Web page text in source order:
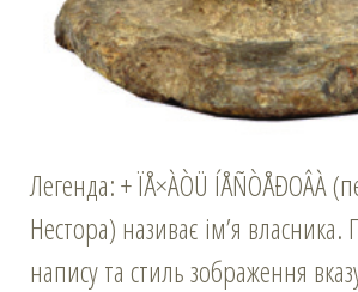
Легенда: + ÏÅ×ÀÒÜ ÍÅÑÒÅÐОÂÀ
Нестора) називає ім’я власника.
напису та стиль зображення